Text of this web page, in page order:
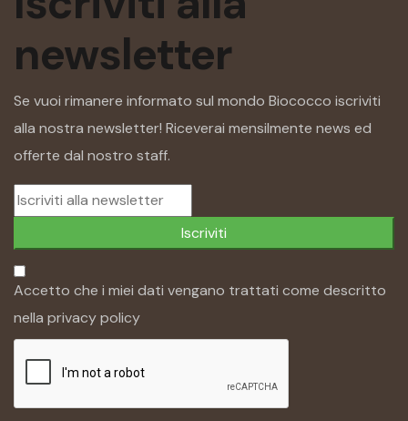
newsletter
Se vuoi rimanere informato sul mondo Biococco iscriviti
alla nostra newsletter! Riceverai mensilmente news ed
offerte dal nostro staff.
Iscriviti
Accetto che i miei dati vengano trattati come descritto
nella privacy policy